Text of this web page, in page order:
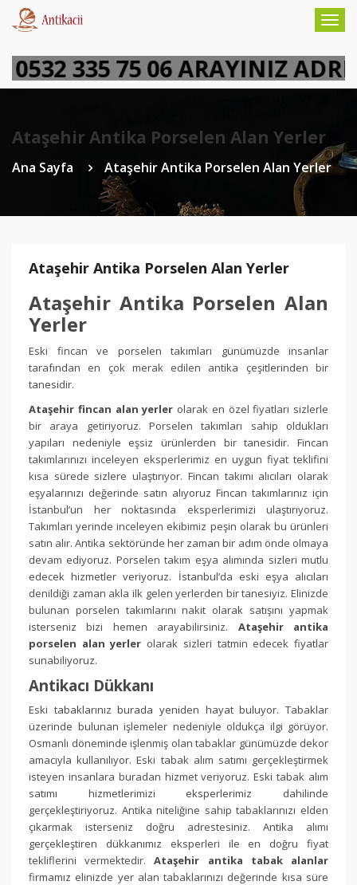
335 75 06 ARAYINIZ
Ataşehir Antika Porselen Alan Yerler
Ana Sayfa Ataşehir Antika Porselen Alan Yerler
Ataşehir Antika Porselen Alan Yerler
Ataşehir Antika Porselen Alan
Yerler
Eski fincan ve porselen takımları günümüzde insanlar
tarafından en çok merak edilen antika çeşitlerinden bir
tanesidir.
Ataşehir fincan alan yerler olarak en özel fiyatları sizlerle
bir araya getiriyoruz. Porselen takımları sahip oldukları
yapıları nedeniyle eşsiz ürünlerden bir tanesidir. Fincan
takımlarınızı inceleyen eksperlerimiz en uygun fiyat teklifini
kısa sürede sizlere ulaştırıyor. Fincan takımı alıcıları olarak
eşyalarınızı değerinde satın alıyoruz Fincan takımlarınız için
İstanbul’un her noktasında eksperlerimizi ulaştırıyoruz.
Takımları yerinde inceleyen ekibimiz peşin olarak bu ürünleri
satın alır. Antika sektöründe her zaman bir adım önde olmaya
devam ediyoruz. Porselen takım eşya alımında sizleri mutlu
edecek hizmetler veriyoruz. İstanbul’da eski eşya alıcıları
denildiği zaman akla ilk gelen yerlerden bir tanesiyiz. Elinizde
bulunan porselen takımlarını nakit olarak satışını yapmak
isterseniz bizi hemen arayabilirsiniz. Ataşehir antika
porselen alan yerler olarak sizleri tatmin edecek fiyatlar
sunabiliyoruz.
Antikacı Dükkanı
Eski tabaklarınız burada yeniden hayat buluyor. Tabaklar
üzerinde bulunan işlemeler nedeniyle oldukça ilgi görüyor.
Osmanlı döneminde işlenmiş olan tabaklar günümüzde dekor
amacıyla kullanılıyor. Eski tabak alım satımı gerçekleştirmek
isteyen insanlara buradan hizmet veriyoruz. Eski tabak alım
satımı hizmetlerimizi eksperlerimiz dahilinde
gerçekleştiriyoruz. Antika niteliğine sahip tabaklarınızı elden
çıkarmak isterseniz doğru adrestesiniz. Antika alımı
gerçekleştiren dükkanımız eksperleri ile en doğru fiyat
tekliflerini vermektedir.Ataşehir antika tabak alanlar
firmamız elinizde yer alan tabaklarınızı değerinde kısa süre